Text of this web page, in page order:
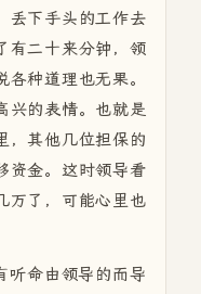
丢下手头的工作去
有二十来分钟，领
种道理也无果。
兴的表情。也就是
，其他几位担保的
资金。这时领导看
万了，可能心里也
听命由领导的而导